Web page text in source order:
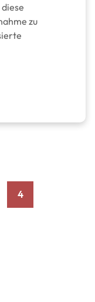
zu
Current
4